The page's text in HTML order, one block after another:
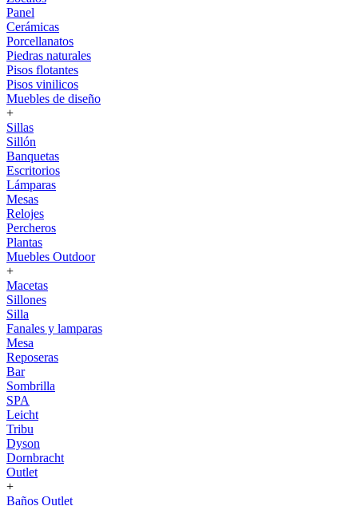
Panel
Cerámicas
Porcellanatos
Piedras naturales
Pisos flotantes
Pisos vinilicos
Muebles de diseño
+
Sillas
Sillón
Banquetas
Escritorios
Lámparas
Mesas
Relojes
Percheros
Plantas
Muebles Outdoor
+
Macetas
Sillones
Silla
Fanales y lamparas
Mesa
Reposeras
Bar
Sombrilla
SPA
Leicht
Tribu
Dyson
Dornbracht
Outlet
+
Baños Outlet